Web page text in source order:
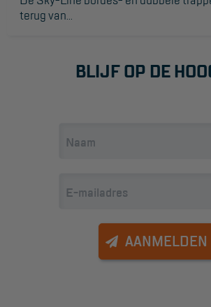
terug van...
BLIJF OP DE
AANMELDEN